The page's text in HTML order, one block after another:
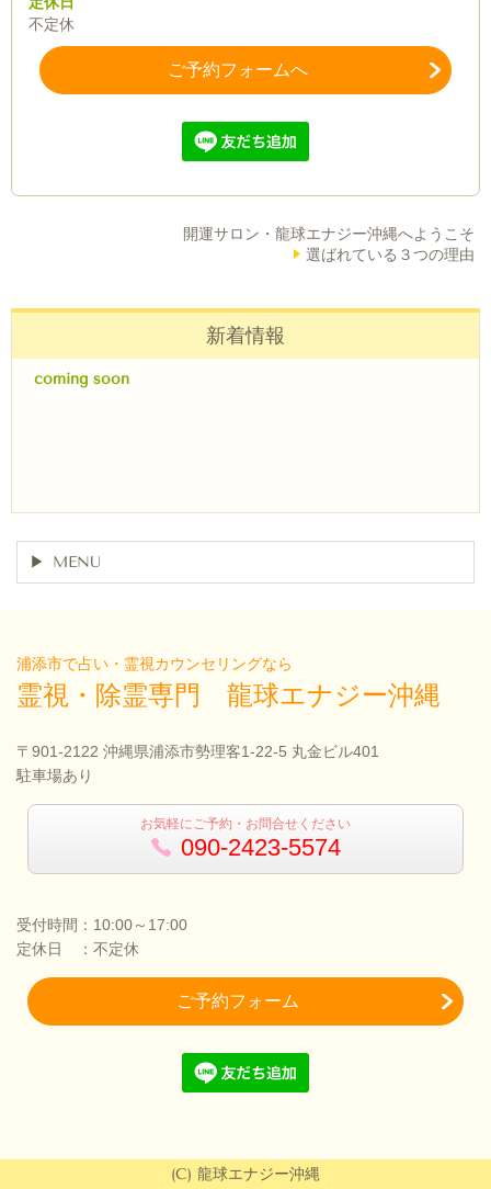
不定休
ご予約フォームへ
開運サロン・龍球エナジー沖縄へようこそ
選ばれている３つの理由
新着情報
coming soon
MENU
浦添市で占い・霊視カウンセリングなら
霊視・除霊専門 龍球エナジー沖縄
〒901-2122 沖縄県浦添市勢理客1-22-5 丸金ビル401
駐車場あり
お気軽にご予約・お問合せください
090-2423-5574
受付時間：10:00～17:00
定休日 ：不定休
ご予約フォーム
(C) 龍球エナジー沖縄